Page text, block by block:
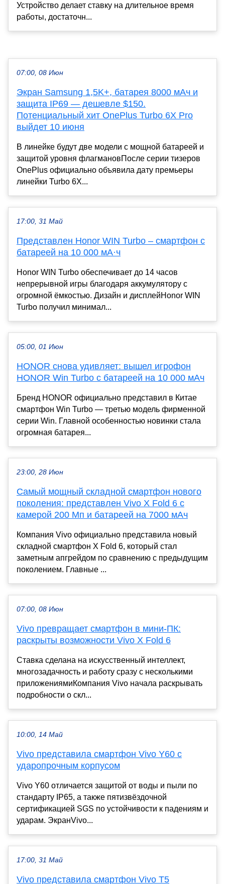
Устройство делает ставку на длительное время
работы, достаточн...
07:00, 08 Июн
Экран Samsung 1,5K+, батарея 8000 мАч и
защита IP69 — дешевле $150.
Потенциальный хит OnePlus Turbo 6X Pro
выйдет 10 июня
В линейке будут две модели с мощной батареей и
защитой уровня флагмановПосле серии тизеров
OnePlus официально объявила дату премьеры
линейки Turbo 6X...
17:00, 31 Май
Представлен Honor WIN Turbo – смартфон с
батареей на 10 000 мА·ч
Honor WIN Turbo обеспечивает до 14 часов
непрерывной игры благодаря аккумулятору с
огромной ёмкостью. Дизайн и дисплейHonor WIN
Turbo получил минимал...
05:00, 01 Июн
HONOR снова удивляет: вышел игрофон
HONOR Win Turbo с батареей на 10 000 мАч
Бренд HONOR официально представил в Китае
смартфон Win Turbo — третью модель фирменной
серии Win. Главной особенностью новинки стала
огромная батарея...
23:00, 28 Июн
Самый мощный складной смартфон нового
поколения: представлен Vivo X Fold 6 с
камерой 200 Мп и батареей на 7000 мАч
Компания Vivo официально представила новый
складной смартфон X Fold 6, который стал
заметным апгрейдом по сравнению с предыдущим
поколением. Главные ...
07:00, 08 Июн
Vivo превращает смартфон в мини-ПК:
раскрыты возможности Vivo X Fold 6
Ставка сделана на искусственный интеллект,
многозадачность и работу сразу с несколькими
приложениямиКомпания Vivo начала раскрывать
подробности о скл...
10:00, 14 Май
Vivo представила смартфон Vivo Y60 с
ударопрочным корпусом
Vivo Y60 отличается защитой от воды и пыли по
стандарту IP65, а также пятизвёздочной
сертификацией SGS по устойчивости к падениям и
ударам. ЭкранVivo...
17:00, 31 Май
Vivo представила смартфон Vivo T5